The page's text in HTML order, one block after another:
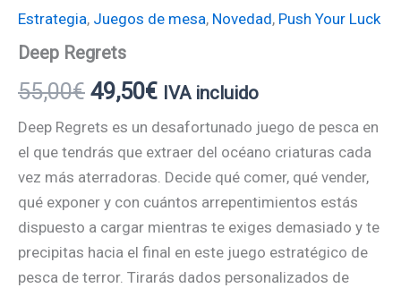
Estrategia, Juegos de mesa, Novedad, Push Your Luck
Deep Regrets
55,00€ 49,50€ IVA incluido
Deep Regrets es un desafortunado juego de pesca en
el que tendrás que extraer del océano criaturas cada
vez más aterradoras. Decide qué comer, qué vender,
qué exponer y con cuántos arrepentimientos estás
dispuesto a cargar mientras te exiges demasiado y te
precipitas hacia el final en este juego estratégico de
pesca de terror. Tirarás dados personalizados de